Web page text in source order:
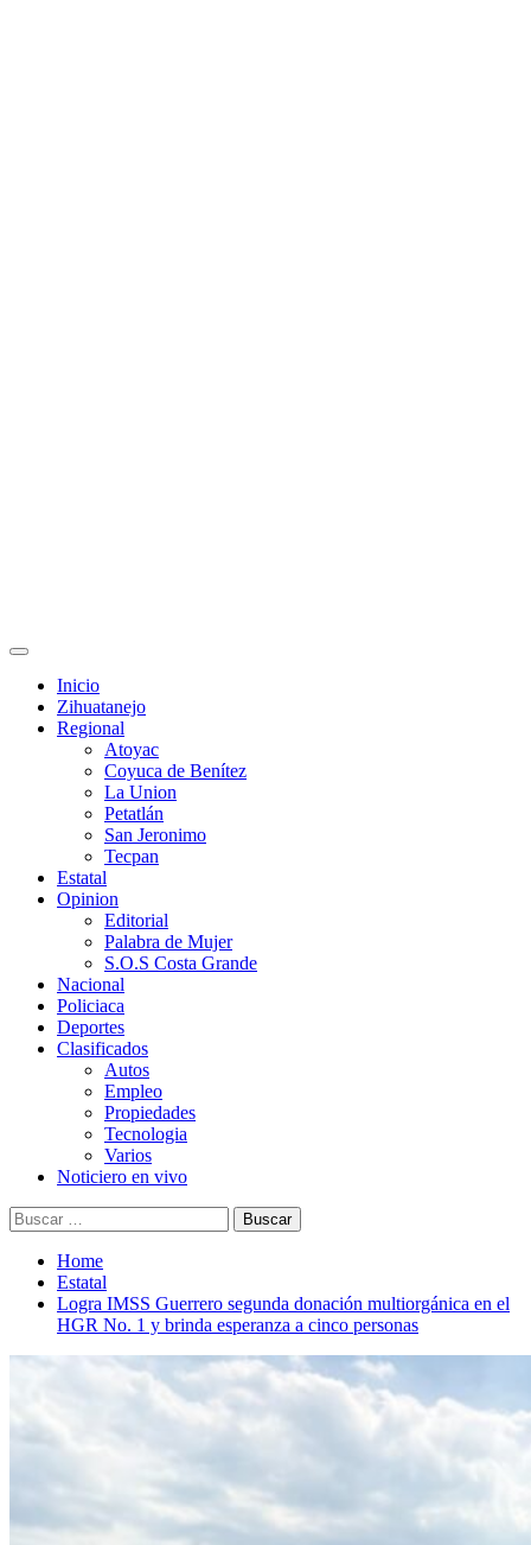
Primary
Inicio
Zihuatanejo
Regional
Atoyac
Coyuca de Benítez
La Union
Petatlán
San Jeronimo
Tecpan
Estatal
Opinion
Editorial
Palabra de Mujer
S.O.S Costa Grande
Nacional
Policiaca
Deportes
Clasificados
Autos
Empleo
Propiedades
Tecnologia
Varios
Noticiero en vivo
Buscar:
Home
Estatal
Logra IMSS Guerrero segunda donación multiorgánica en el
HGR No. 1 y brinda esperanza a cinco personas